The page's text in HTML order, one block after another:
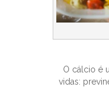
O cálcio é
vidas: